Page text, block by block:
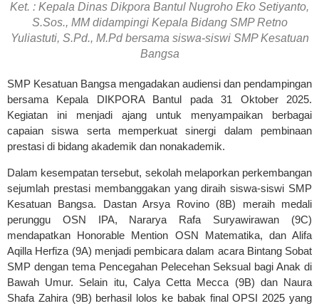
Ket. : Kepala Dinas Dikpora Bantul Nugroho Eko Setiyanto,
S.Sos., MM didampingi Kepala Bidang SMP Retno
Yuliastuti, S.Pd., M.Pd bersama siswa-siswi SMP Kesatuan
Bangsa
SMP Kesatuan Bangsa mengadakan audiensi dan pendampingan
bersama Kepala DIKPORA Bantul pada 31 Oktober 2025.
Kegiatan ini menjadi ajang untuk menyampaikan berbagai
capaian siswa serta memperkuat sinergi dalam pembinaan
prestasi di bidang akademik dan nonakademik.
Dalam kesempatan tersebut, sekolah melaporkan perkembangan
sejumlah prestasi membanggakan yang diraih siswa-siswi SMP
Kesatuan Bangsa. Dastan Arsya Rovino (8B) meraih medali
perunggu OSN IPA, Nararya Rafa Suryawirawan (9C)
mendapatkan Honorable Mention OSN Matematika, dan Alifa
Aqilla Herfiza (9A) menjadi pembicara dalam acara Bintang Sobat
SMP dengan tema Pencegahan Pelecehan Seksual bagi Anak di
Bawah Umur. Selain itu, Calya Cetta Mecca (9B) dan Naura
Shafa Zahira (9B) berhasil lolos ke babak final OPSI 2025 yang